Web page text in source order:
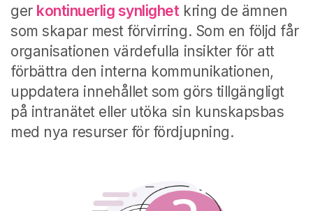
ger kontinuerlig synlighetkring de ämnen
som skapar mest förvirring. Som en följd får
organisationen värdefulla insikter för att
förbättra den interna kommunikationen,
uppdatera innehållet som görs tillgängligt
på intranätet eller utöka sin kunskapsbas
med nya resurser för fördjupning.